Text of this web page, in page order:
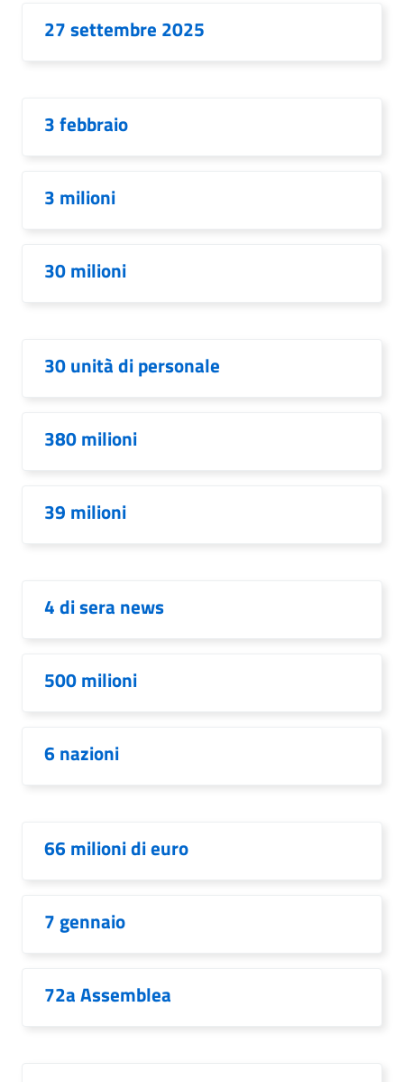
27 settembre 2025
3 febbraio
3 milioni
30 milioni
30 unità di personale
380 milioni
39 milioni
4 di sera news
500 milioni
6 nazioni
66 milioni di euro
7 gennaio
72a Assemblea